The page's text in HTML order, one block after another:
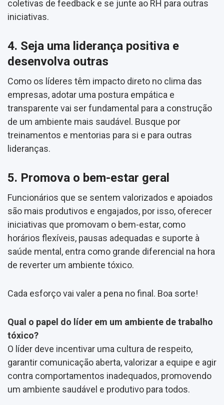
coletivas de feedback e se junte ao RH para outras
iniciativas.
4. Seja uma liderança positiva e
desenvolva outras
Como os líderes têm impacto direto no clima das
empresas, adotar uma postura empática e
transparente vai ser fundamental para a construção
de um ambiente mais saudável. Busque por
treinamentos e mentorias para si e para outras
lideranças.
5. Promova o bem-estar geral
Funcionários que se sentem valorizados e apoiados
são mais produtivos e engajados, por isso, oferecer
iniciativas que promovam o bem-estar, como
horários flexíveis, pausas adequadas e suporte à
saúde mental, entra como grande diferencial na hora
de reverter um ambiente tóxico.
Cada esforço vai valer a pena no final. Boa sorte!
Qual o papel do líder em um ambiente de trabalho
tóxico?
O líder deve incentivar uma cultura de respeito,
garantir comunicação aberta, valorizar a equipe e agir
contra comportamentos inadequados, promovendo
um ambiente saudável e produtivo para todos.